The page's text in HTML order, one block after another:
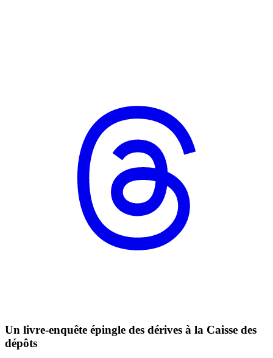
Un livre-enquête épingle des dérives à la Caisse des
dépôts